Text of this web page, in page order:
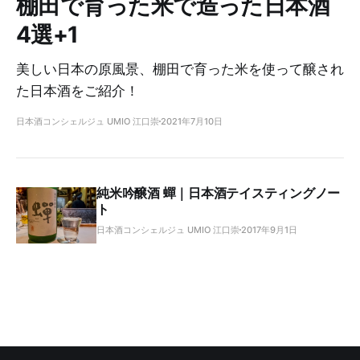
4選+1
美しい日本の原風景、棚田で育った米を使って醸され
た日本酒をご紹介！
日本酒コンシェルジュ UMIO 江口崇 2021年7月10日
純米吟醸酒 蟬｜日本酒テイスティングノー
ト
日本酒コンシェルジュ UMIO 江口崇 2017年9月1日